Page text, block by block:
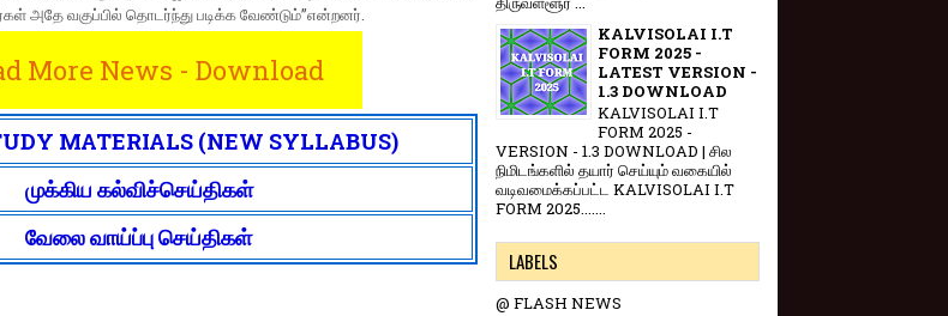
அதே வகுப்பில் தொடர்ந்து படிக்க வேண்டும்’’என்றனர்.
More News - Download
MATERIALS (NEW SYLLABUS)
முக்கிய கல்விச்செய்திகள்
வேலை வாய்ப்பு செய்திகள்
KALVISOLAI I.T
FORM 2025 -
LATEST VERSION -
1.3 DOWNLOAD
KALVISOLAI I.T
FORM 2025 -
VERSION - 1.3 DOWNLOAD | சில
நிமிடங்களில் தயார் செய்யும் வகையில்
வடிவமைக்கப்பட்ட KALVISOLAI I.T
FORM 2025.......
LABELS
@ FLASH NEWS